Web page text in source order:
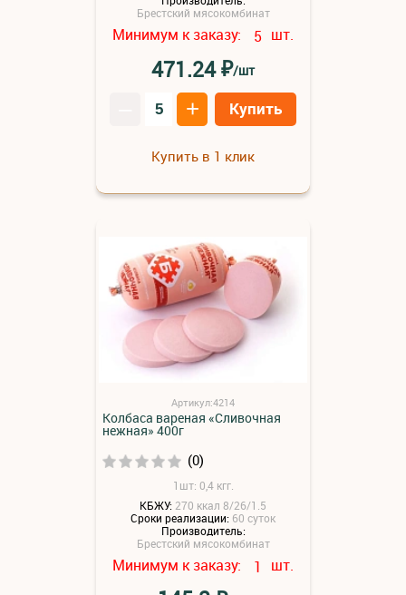
Брестский мясокомбинат
Минимум к заказу: 5 шт.
471.24₽/шт
+ Купить
Купить в 1 клик
Артикул:4214
Колбаса вареная «Сливочная
нежная» 400г
(0)
1шт: 0,4 кгг.
КБЖУ:270 ккал 8/26/1.5
Сроки реализации: 60 суток
Производитель:
Брестский мясокомбинат
Минимум к заказу: 1 шт.